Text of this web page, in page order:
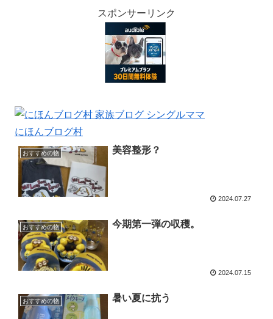
スポンサーリンク
にほんブログ村
おすすめの物 美容整形？
2024.07.27
おすすめの物 今期第一弾の収穫。
2024.07.15
おすすめの物 暑い夏に抗う